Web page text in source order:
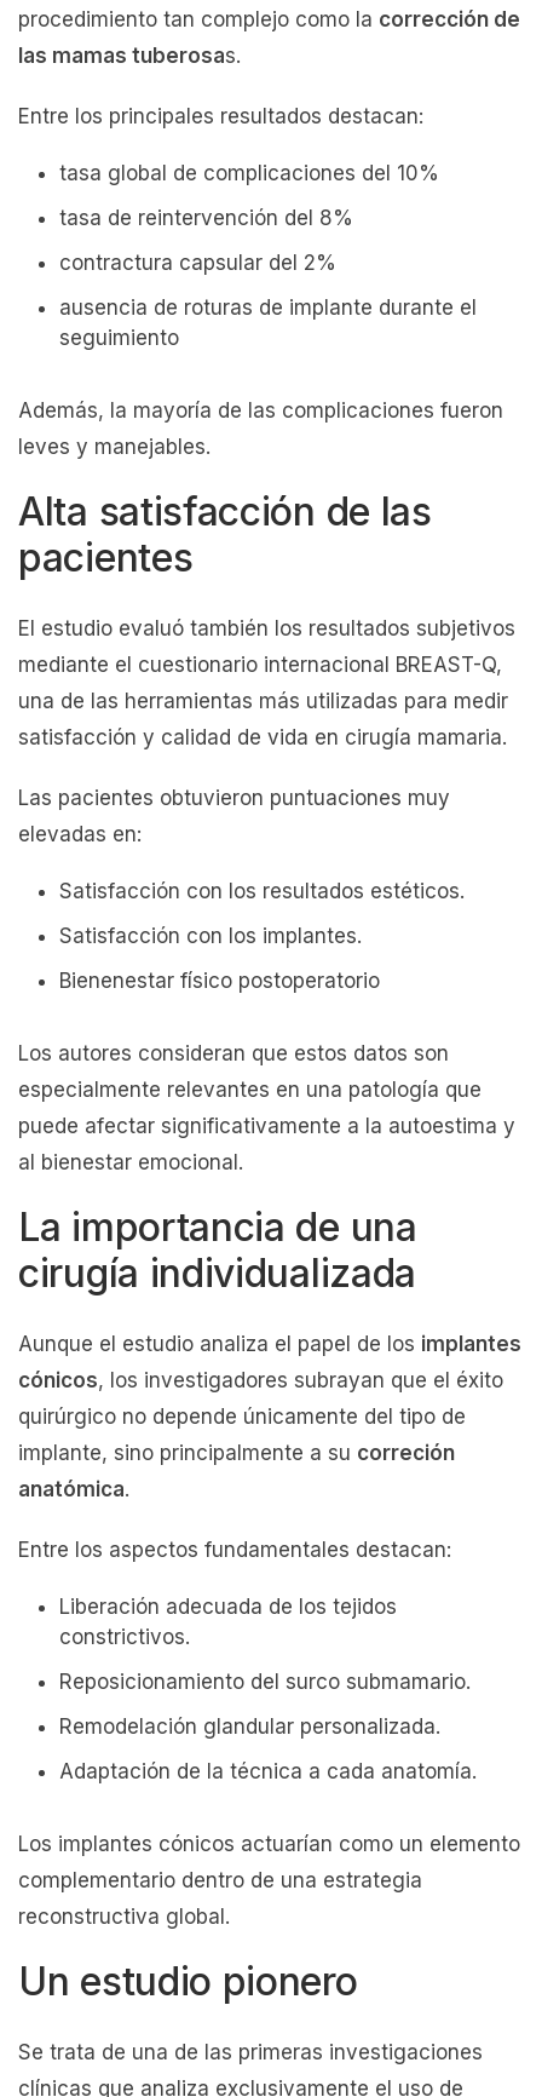
procedimiento tan complejo como la corrección de
las mamas tuberosas.
Entre los principales resultados destacan:
tasa global de complicaciones del 10%
tasa de reintervención del 8%
contractura capsular del 2%
ausencia de roturas de implante durante el
seguimiento
Además, la mayoría de las complicaciones fueron
leves y manejables.
Alta satisfacción de las
pacientes
El estudio evaluó también los resultados subjetivos
mediante el cuestionario internacional BREAST-Q,
una de las herramientas más utilizadas para medir
satisfacción y calidad de vida en cirugía mamaria.
Las pacientes obtuvieron puntuaciones muy
elevadas en:
Satisfacción con los resultados estéticos.
Satisfacción con los implantes.
Bienenestar físico postoperatorio
Los autores consideran que estos datos son
especialmente relevantes en una patología que
puede afectar significativamente a la autoestima y
al bienestar emocional.
La importancia de una
cirugía individualizada
Aunque el estudio analiza el papel de los implantes
cónicos, los investigadores subrayan que el éxito
quirúrgico no depende únicamente del tipo de
implante, sino principalmente a su correción
anatómica.
Entre los aspectos fundamentales destacan:
Liberación adecuada de los tejidos
constrictivos.
Reposicionamiento del surco submamario.
Remodelación glandular personalizada.
Adaptación de la técnica a cada anatomía.
Los implantes cónicos actuarían como un elemento
complementario dentro de una estrategia
reconstructiva global.
Un estudio pionero
Se trata de una de las primeras investigaciones
clínicas que analiza exclusivamente el uso de